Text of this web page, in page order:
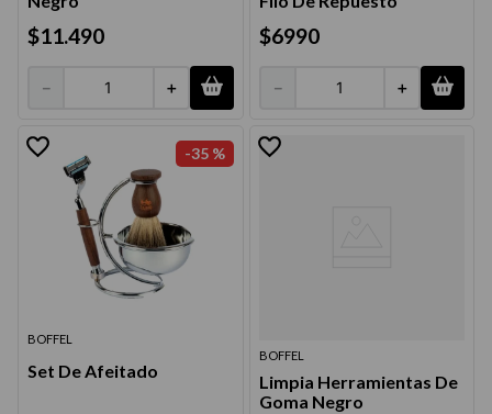
$11.490
＋
－
$6990
＋
－
-35 %
BOFFEL
Set De Afeitado
BOFFEL
Limpia Herramientas De
Goma Negro